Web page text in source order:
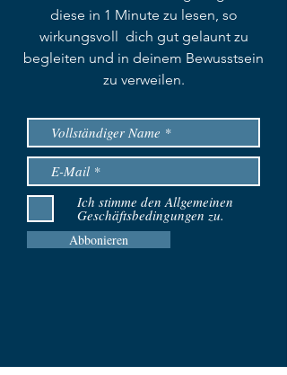
diese in 1 Minute zu lesen, so
wirkungsvoll dich gut gelaunt zu
begleiten und in deinem Bewusstsein
zu verweilen.
Ich stimme den Allgemeinen
Geschäftsbedingungen zu.
Abbonieren